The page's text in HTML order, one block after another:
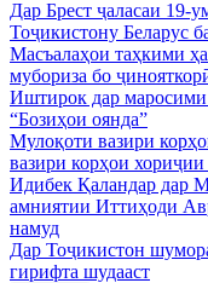
Дар Брест ҷаласаи 19-
Тоҷикистону Беларус
Масъалаҳои таҳкими
мубориза бо
Иштирок дар
“Бозиҳои оянда”
Мулоқоти вазири
вазири корҳои
Идибек Қаландар дар
амниятии Иттиҳоди
намуд
Дар Тоҷикистон
гирифта шудааст